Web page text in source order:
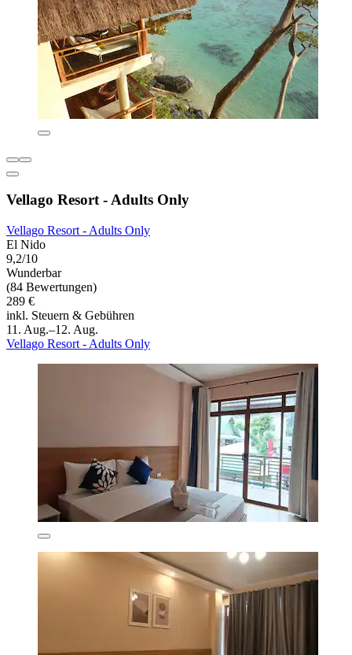
Vellago Resort - Adults Only
Vellago Resort - Adults Only
El Nido
9,2/10
Wunderbar
(84 Bewertungen)
289 €
inkl. Steuern & Gebühren
11. Aug.–12. Aug.
Vellago Resort - Adults Only